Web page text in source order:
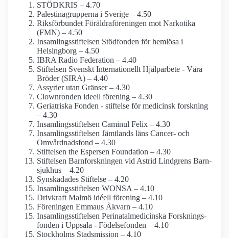
STÖDKRIS – 4.70
Palestina­grupperna i Sverige – 4.50
Riksförbundet Föräldra­föreningen mot Narkotika
(FMN) – 4.50
Insamlings­stiftelsen Stödfonden för hemlösa i
Helsingborg – 4.50
IBRA Radio Federation – 4.40
Stiftelsen Svenskt Internationellt Hjälparbete - Våra
Bröder (SIRA) – 4.40
Assyrier utan Gränser – 4.30
Clownronden ideell förening – 4.30
Geriatriska Fonden - stiftelse för medicinsk forskning
– 4.30
Insamlings­stiftelsen Caminul Felix – 4.30
Insamlings­stiftelsen Jämtlands läns Cancer- och
Omvårdnads­fond – 4.30
Stiftelsen the Espersen Foundation – 4.30
Stiftelsen Barn­forskningen vid Astrid Lindgrens Barn­
sjukhus – 4.20
Synskadades Stiftelse – 4.20
Insamlings­stiftelsen WONSA – 4.10
Drivkraft Malmö idéell förening – 4.10
Föreningen Emmaus Åkvarn – 4.10
Insamlings­stiftelsen Perinatal­medicinska Forsknings­
fonden i Uppsala - Födelsefonden – 4.10
Stockholms Stadsmission – 4.10